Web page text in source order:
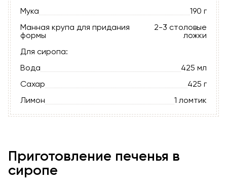
Мука
190 г
Манная крупа для придания
формы
2-3 столовые
ложки
Для сиропа:
Вода
425 мл
Сахар
425 г
Лимон
1 ломтик
Приготовление печенья в
сиропе